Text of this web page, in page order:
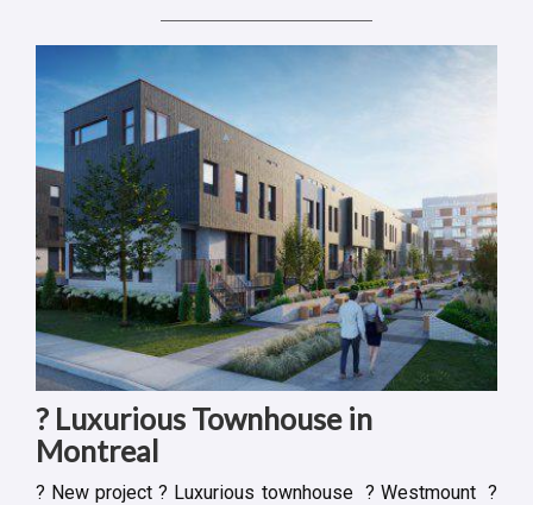
? Luxurious Townhouse in
Montreal
? New project ️? Luxurious townhouse ️ ️? Westmount ️ ️?